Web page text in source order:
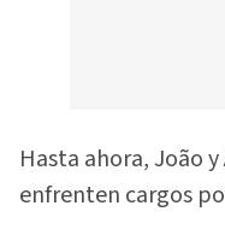
Hasta ahora, João
enfrenten cargos